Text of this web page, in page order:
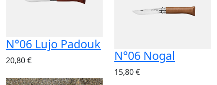
N°06 Lujo Padouk
20,80 € N°06 Nogal
15,80 €